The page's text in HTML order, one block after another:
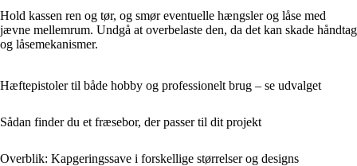
Hold kassen ren og tør, og smør eventuelle hængsler og låse med
jævne mellemrum. Undgå at overbelaste den, da det kan skade håndtag
og låsemekanismer.
Hæftepistoler til både hobby og professionelt brug – se udvalget
Sådan finder du et fræsebor, der passer til dit projekt
Overblik: Kapgeringssave i forskellige størrelser og designs